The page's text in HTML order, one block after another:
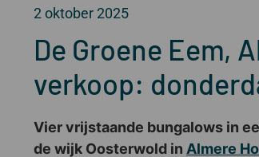
2 oktober 2025
De Groene Eem,
verkoop:
Vier vrijstaande bungalows in
de wijk Oosterwold in Almere